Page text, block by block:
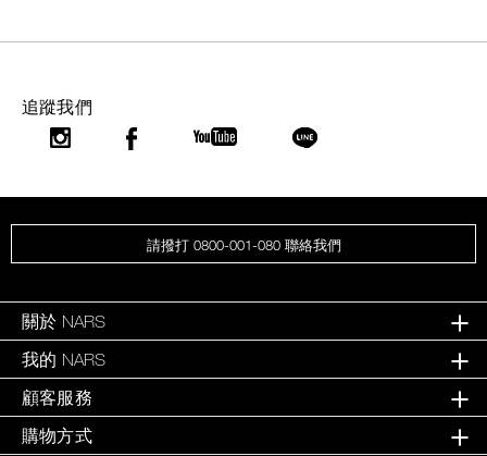
追蹤我們
請撥打 0800-001-080 聯絡我們
關於 NARS
我的 NARS
顧客服務
購物方式